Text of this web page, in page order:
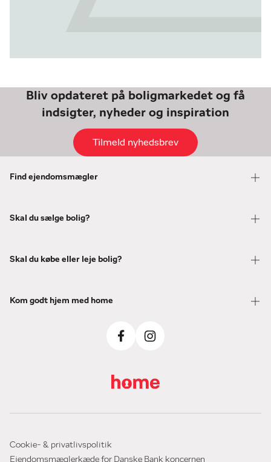
Bliv opdateret på boligmarkedet og få
indsigter, nyheder og inspiration
Tilmeld nyhedsbrev
Find ejendomsmægler
Skal du sælge bolig?
Skal du købe eller leje bolig?
Kom godt hjem med home
Cookie- & privatlivspolitik
Ejendomsmæglerkæde for Danske Bank koncernen